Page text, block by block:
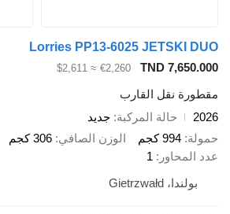
Lorries PP13-6025
TND
€2,260
≈ $2,611
القارب
المركبة جديد
الوزن الصافي 306 كجم
1